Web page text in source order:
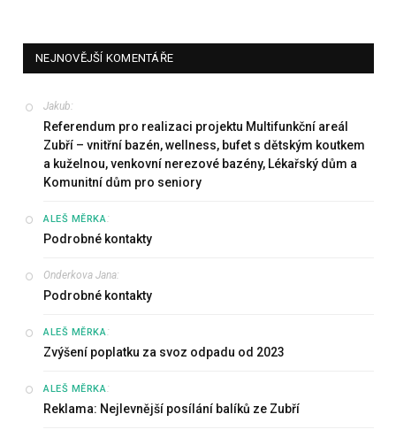
NEJNOVĚJŠÍ KOMENTÁŘE
Jakub:
Referendum pro realizaci projektu Multifunkční areál
Zubří – vnitřní bazén, wellness, bufet s dětským koutkem
a kuželnou, venkovní nerezové bazény, Lékařský dům a
Komunitní dům pro seniory
ALEŠ MĚRKA:
Podrobné kontakty
Onderkova Jana:
Podrobné kontakty
ALEŠ MĚRKA:
Zvýšení poplatku za svoz odpadu od 2023
ALEŠ MĚRKA:
Reklama: Nejlevnější posílání balíků ze Zubří